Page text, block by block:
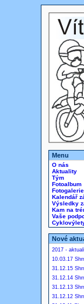
Menu
O nás
Aktuality
Tým
Fotoalbum
Fotogalerie
Kalendář
Výsledky
Kam na
Vaše
Nové
2017 -
10.03.17
31.12.15
31.12.14
31.12.13
31.12.12